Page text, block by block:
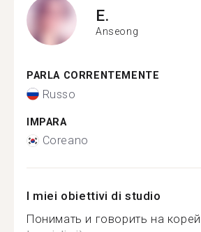
E.
Anseong
PARLA CORRENTEMENTE
Russo
IMPARA
Coreano
I miei obiettivi di studio
Понимать и говорить на